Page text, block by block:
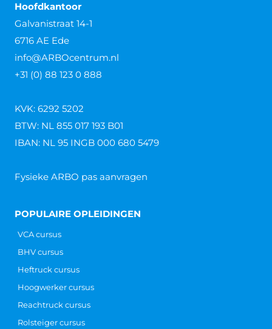
Hoofdkantoor
Galvanistraat 14-1
6716 AE Ede
info@ARBOcentrum.nl
+31 (0) 88 123 0 888
KVK: 6292 5202
BTW: NL 855 017 193 B01
IBAN: NL 95 INGB 000 680 5479
Fysieke ARBO pas aanvragen
POPULAIRE OPLEIDINGEN
VCA cursus
BHV cursus
Heftruck cursus
Hoogwerker cursus
Reachtruck cursus
Rolsteiger cursus